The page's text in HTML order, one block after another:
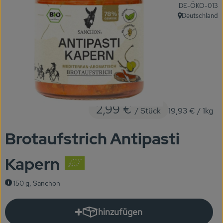
KARUSSELLE
Gutes aus Höhenberg
Obst & Gemüse
Bäckerei
Tiefkühlprodukte
Feinkost
Süßes & Snacks
Brotaufstrich Antipasti
Kapern
150 g, Sanchon
2,99 € / Stück 19,93 € / 1kg
, Kontrollstelle:
DE-ÖKO-013
, Herkunft:
Deutschland
hinzufügen
Produkt zum Warenkorb